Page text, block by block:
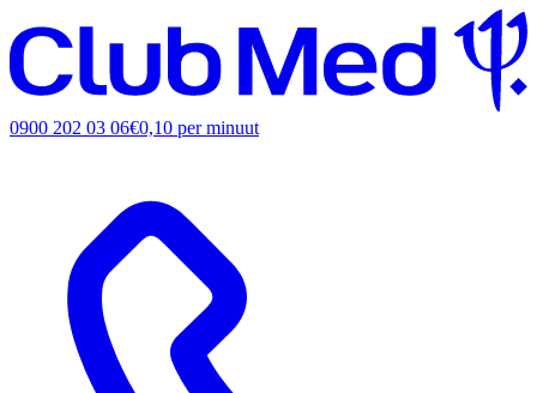
0900 202 03 06€0,10 per minuut